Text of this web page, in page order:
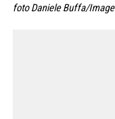
foto Daniele Buffa/